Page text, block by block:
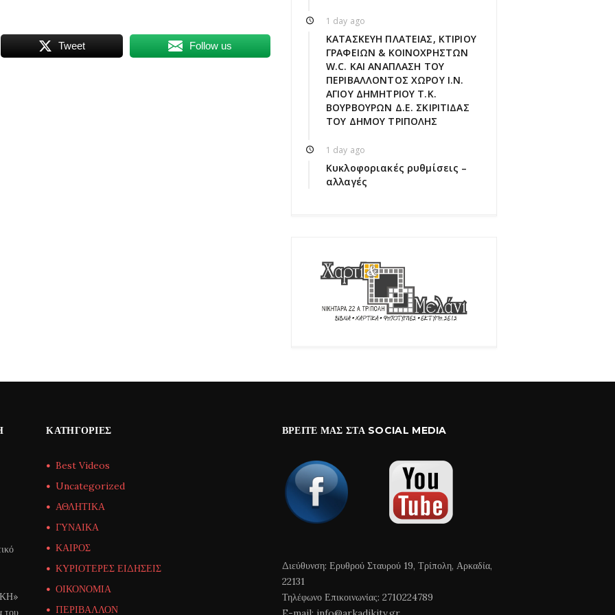
Tweet Follow us
1 day ago
ΚΑΤΑΣΚΕΥΗ ΠΛΑΤΕΙΑΣ, ΚΤΙΡΙΟΥ
ΓΡΑΦΕΙΩΝ & ΚΟΙΝΟΧΡΗΣΤΩΝ
W.C. ΚΑΙ ΑΝΑΠΛΑΣΗ ΤΟΥ
ΠΕΡΙΒΑΛΛΟΝΤΟΣ ΧΩΡΟΥ Ι.Ν.
ΑΓΙΟΥ ΔΗΜΗΤΡΙΟΥ Τ.Κ.
ΒΟΥΡΒΟΥΡΩΝ Δ.Ε. ΣΚΙΡΙΤΙΔΑΣ
ΤΟΥ ΔΗΜΟΥ ΤΡΙΠΟΛΗΣ
1 day ago
Κυκλοφοριακές ρυθμίσεις –
αλλαγές
ΚΑΤΗΓΟΡΊΕΣ
Best Videos
Uncategorized
ΑΘΛΗΤΙΚΑ
ΓΥΝΑΙΚΑ
ΚΑΙΡΟΣ
ΚΥΡΙΟΤΕΡΕΣ ΕΙΔΗΣΕΙΣ
ΟΙΚΟΝΟΜΙΑ
ΠΕΡΙΒΑΛΛΟΝ
ΒΡΕΊΤΕ ΜΑΣ ΣΤΑ SOCIAL MEDIA
Διεύθυνση: Ερυθρού Σταυρού 19, Τρίπολη, Αρκαδία,
22131
Τηλέφωνο Επικοινωνίας: 2710224789